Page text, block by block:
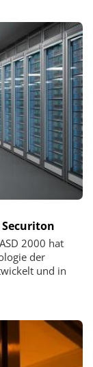
2000 hat
der
und in